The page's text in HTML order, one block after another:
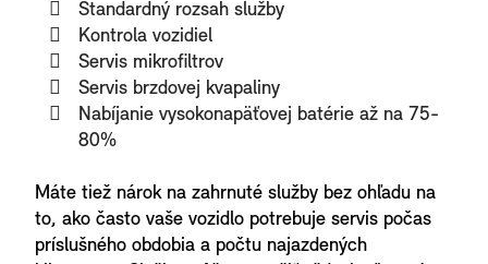
Štandardný rozsah služby
Kontrola vozidiel
Servis mikrofiltrov
Servis brzdovej kvapaliny
Nabíjanie vysokonapäťovej batérie až na 75-
80%
Máte tiež nárok na zahrnuté služby bez ohľadu na
to, ako často vaše vozidlo potrebuje servis počas
príslušného obdobia a počtu najazdených